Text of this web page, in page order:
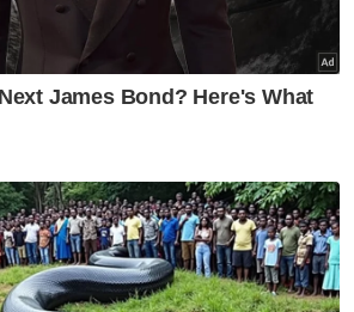
Ulul Albab Tanah Merah
dibina suku pertama
depan
Ulum Al Mahfuz sasar
kompleks tahfiz baharu